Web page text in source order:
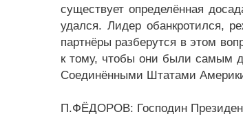
существует определённая
удался. Лидер обанкротился,
партнёры разберутся в этом
к тому, чтобы они были самым
Соединёнными Штатами
П.ФЁДОРОВ: Господин